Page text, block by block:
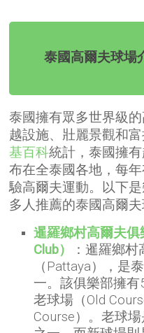
泰國高爾夫球場
泰國擁有眾多世界級
越設施、壯麗景觀和
基百科統計，泰國擁
布在全泰國各地，每
驗高爾夫運動。以下
多人推薦的泰國高爾夫
暹羅鄉村高爾夫俱
Club）
：暹羅鄉
（Pattaya），是
一。該俱樂部擁有
老球場（Old
Course）。老球